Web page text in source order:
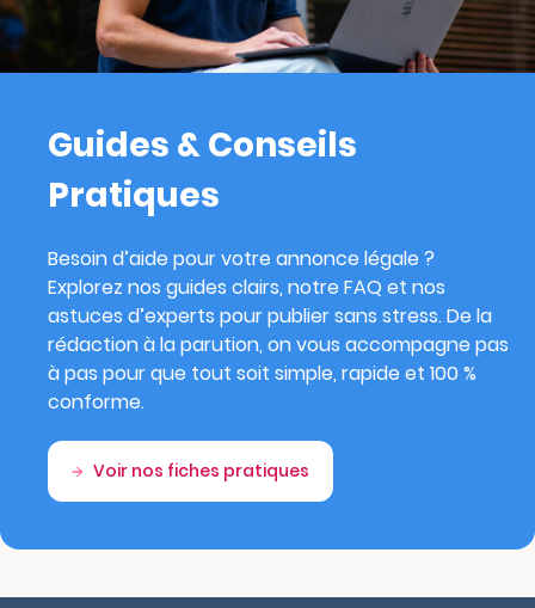
Guides & Conseils
Pratiques
Besoin d’aide pour votre annonce légale ?
Explorez nos guides clairs, notre FAQ et nos
astuces d’experts pour publier sans stress. De la
rédaction à la parution, on vous accompagne pas
à pas pour que tout soit simple, rapide et 100 %
conforme.
Voir nos fiches pratiques